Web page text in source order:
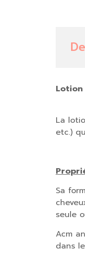
Lotion
La
etc.)
Sa
seule
Acm
dans